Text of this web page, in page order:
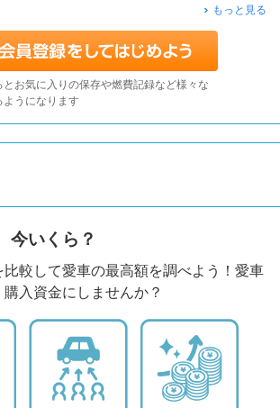
もっと見る
とお気に入りの保存や燃費記録など様々な
うになります
今いくら？
較して愛車の最高額を調べよう！愛車
入資金にしませんか？